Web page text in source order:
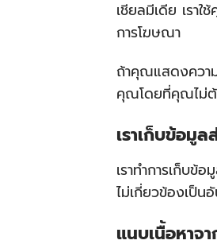
เชียลมีเดีย เราใ
การโฆษณา
ถ้าคุณแสดงความ
คุณโดยที่คุณไม่ต้
เราเก็บข้อมูล
เราทำการเก็บ
ไม่เกี่ยวข้องเป็น
แนบเนื้อหาจ